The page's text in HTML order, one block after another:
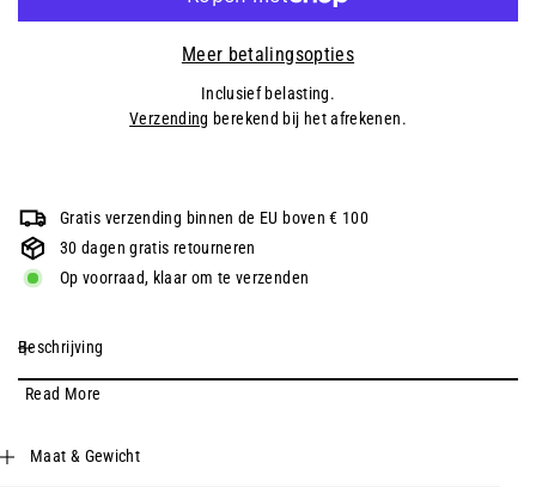
Op voorraad, klaar om te verzenden
Meer betalingsopties
Inclusief belasting.
Verzending berekend bij het afrekenen.
Gratis verzending binnen de EU boven € 100
30 dagen gratis retourneren
Beschrijving
Read More
Maat & Gewicht